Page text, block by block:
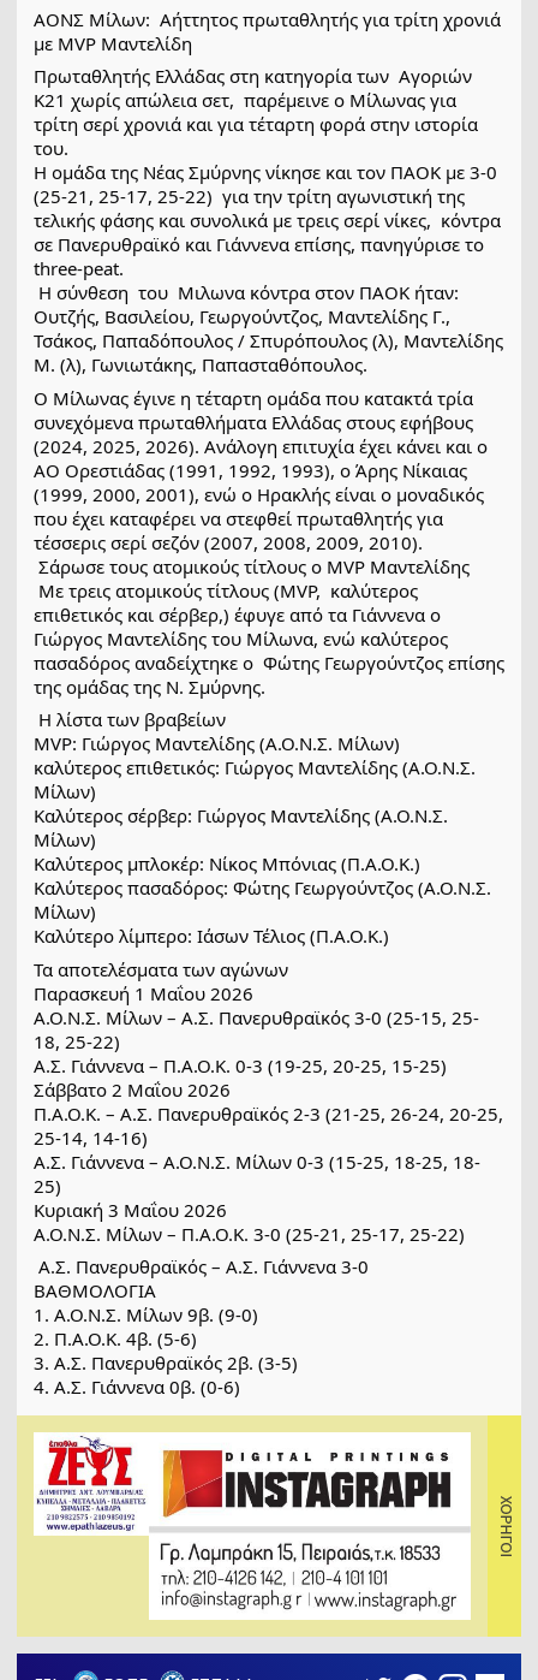
ΑΟΝΣ Μίλων:  Αήττητος πρωταθλητής για τρίτη χρονιά
με MVP Μαντελίδη
Πρωταθλητής Ελλάδας στη κατηγορία των  Αγοριών
Κ21 χωρίς απώλεια σετ,  παρέμεινε ο Μίλωνας για
τρίτη σερί χρονιά και για τέταρτη φορά στην ιστορία
του.
Η ομάδα της Νέας Σμύρνης νίκησε και τον ΠΑΟΚ με 3-0
(25-21, 25-17, 25-22)  για την τρίτη αγωνιστική της
τελικής φάσης και συνολικά με τρεις σερί νίκες,  κόντρα
σε Πανερυθραϊκό και Γιάννενα επίσης, πανηγύρισε το
three-peat.
Ουτζής, Βασιλείου, Γεωργούντζος, Μαντελίδης Γ.,
Τσάκος, Παπαδόπουλος / Σπυρόπουλος (λ), Μαντελίδης
Μ. (λ), Γωνιωτάκης, Παπασταθόπουλος.
Ο Μίλωνας έγινε η τέταρτη ομάδα που κατακτά τρία
συνεχόμενα πρωταθλήματα Ελλάδας στους εφήβους
(2024, 2025, 2026). Ανάλογη επιτυχία έχει κάνει και ο
ΑΟ Ορεστιάδας (1991, 1992, 1993), ο Άρης Νίκαιας
(1999, 2000, 2001), ενώ ο Ηρακλής είναι ο μοναδικός
που έχει καταφέρει να στεφθεί πρωταθλητής για
τέσσερις σερί σεζόν (2007, 2008, 2009, 2010).
Σάρωσε τους ατομικούς τίτλους ο MVP Μαντελίδης
επιθετικός και σέρβερ,) έφυγε από τα Γιάννενα ο
Γιώργος Μαντελίδης του Μίλωνα, ενώ καλύτερος
πασαδόρος αναδείχτηκε ο  Φώτης Γεωργούντζος επίσης
της ομάδας της Ν. Σμύρνης.
Η λίστα των βραβείων
MVP: Γιώργος Μαντελίδης (Α.Ο.Ν.Σ. Μίλων)
καλύτερος επιθετικός: Γιώργος Μαντελίδης (Α.Ο.Ν.Σ.
Μίλων)
Καλύτερος σέρβερ: Γιώργος Μαντελίδης (Α.Ο.Ν.Σ.
Μίλων)
Καλύτερος μπλοκέρ: Νίκος Μπόνιας (Π.Α.Ο.Κ.)
Καλύτερος πασαδόρος: Φώτης Γεωργούντζος (Α.Ο.Ν.Σ.
Μίλων)
Καλύτερο λίμπερο: Ιάσων Τέλιος (Π.Α.Ο.Κ.)
Τα αποτελέσματα των αγώνων
Παρασκευή 1 Μαΐου 2026
Α.Ο.Ν.Σ. Μίλων – Α.Σ. Πανερυθραϊκός 3-0 (25-15, 25-
18, 25-22)
Α.Σ. Γιάννενα – Π.Α.Ο.Κ. 0-3 (19-25, 20-25, 15-25)
Σάββατο 2 Μαΐου 2026
Π.Α.Ο.Κ. – Α.Σ. Πανερυθραϊκός 2-3 (21-25, 26-24, 20-25,
25-14, 14-16)
Α.Σ. Γιάννενα – Α.Ο.Ν.Σ. Μίλων 0-3 (15-25, 18-25, 18-
25)
Κυριακή 3 Μαΐου 2026
Α.Ο.Ν.Σ. Μίλων – Π.Α.Ο.Κ. 3-0 (25-21, 25-17, 25-22)
Α.Σ. Πανερυθραϊκός – Α.Σ. Γιάννενα 3-0
ΒΑΘΜΟΛΟΓΙΑ
1. Α.Ο.Ν.Σ. Μίλων 9β. (9-0)
2. Π.Α.Ο.Κ. 4β. (5-6)
3. Α.Σ. Πανερυθραϊκός 2β. (3-5)
4. Α.Σ. Γιάννενα 0β. (0-6)